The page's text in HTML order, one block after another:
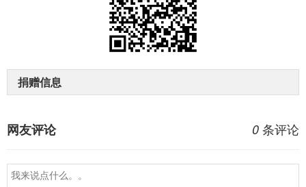
捐赠信息
0 条评论
网友评论